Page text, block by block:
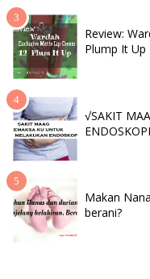
Review:
Plump It Up
√SAKIT
ENDOSKOPI
Makan
berani?